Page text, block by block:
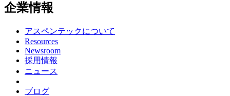
企業情報
アスペンテックについて
Resources
Newsroom
採用情報
ニュース
ブログ